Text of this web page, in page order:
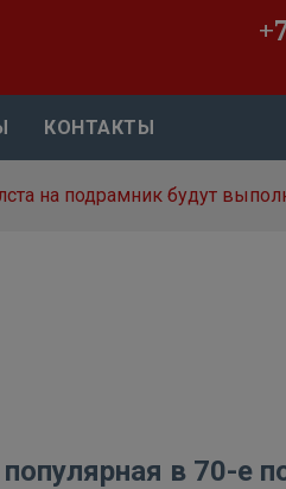
КОНТАКТЫ
на подрамник будут
в 70-е